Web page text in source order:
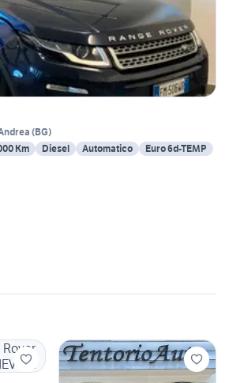
(BG)
Km Diesel Automatico Euro 6d-TEMP